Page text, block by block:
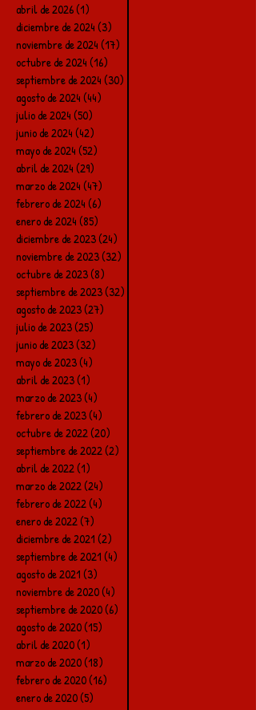
abril de 2026(1)
diciembre de 2024(3)
noviembre de 2024(17)
octubre de 2024(16)
septiembre de 2024(30)
agosto de 2024(44)
julio de 2024(50)
junio de 2024(42)
mayo de 2024(52)
abril de 2024(29)
marzo de 2024(47)
febrero de 2024(6)
enero de 2024(85)
diciembre de 2023(24)
noviembre de 2023(32)
octubre de 2023(8)
septiembre de 2023(32)
agosto de 2023(27)
julio de 2023(25)
junio de 2023(32)
mayo de 2023(4)
abril de 2023(1)
marzo de 2023(4)
febrero de 2023(4)
octubre de 2022(20)
septiembre de 2022(2)
abril de 2022(1)
marzo de 2022(24)
febrero de 2022(4)
enero de 2022(7)
diciembre de 2021(2)
septiembre de 2021(4)
agosto de 2021(3)
noviembre de 2020(4)
septiembre de 2020(6)
agosto de 2020(15)
abril de 2020(1)
marzo de 2020(18)
febrero de 2020(16)
enero de 2020(5)